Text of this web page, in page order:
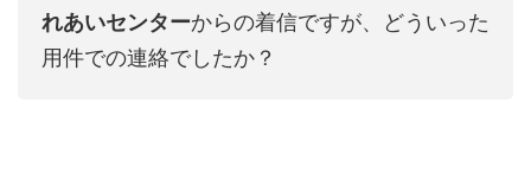
れあいセンターからの着信ですが、どういった
用件での連絡でしたか？